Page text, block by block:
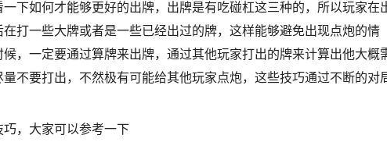
下如何才能够更好的出牌，出牌是有吃碰杠这三种的，所以玩家在
打一些大牌或者是一些已经出过的牌，这样能够避免出现点炮的情
，一定要通过算牌来出牌，通过其他玩家打出的牌来计算出他大概
不要打出，不然极有可能给其他玩家点炮，这些技巧通过不断的对
，大家可以参考一下